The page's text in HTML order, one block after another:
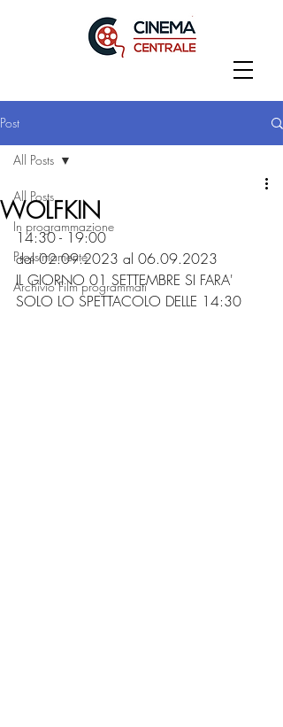
Post
All Posts
In programmazione
Prossimamente
Archivio Film programmati
All Posts
WOLFKIN
14:30 - 19:00
dal 02.09.2023 al 06.09.2023
IL GIORNO 01 SETTEMBRE SI FARA'
SOLO LO SPETTACOLO DELLE 14:30